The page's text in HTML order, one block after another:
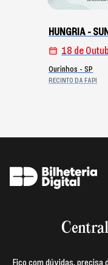
HUNGRIA -
18 de
Ourinhos - SP
RECINTO DA FAPI